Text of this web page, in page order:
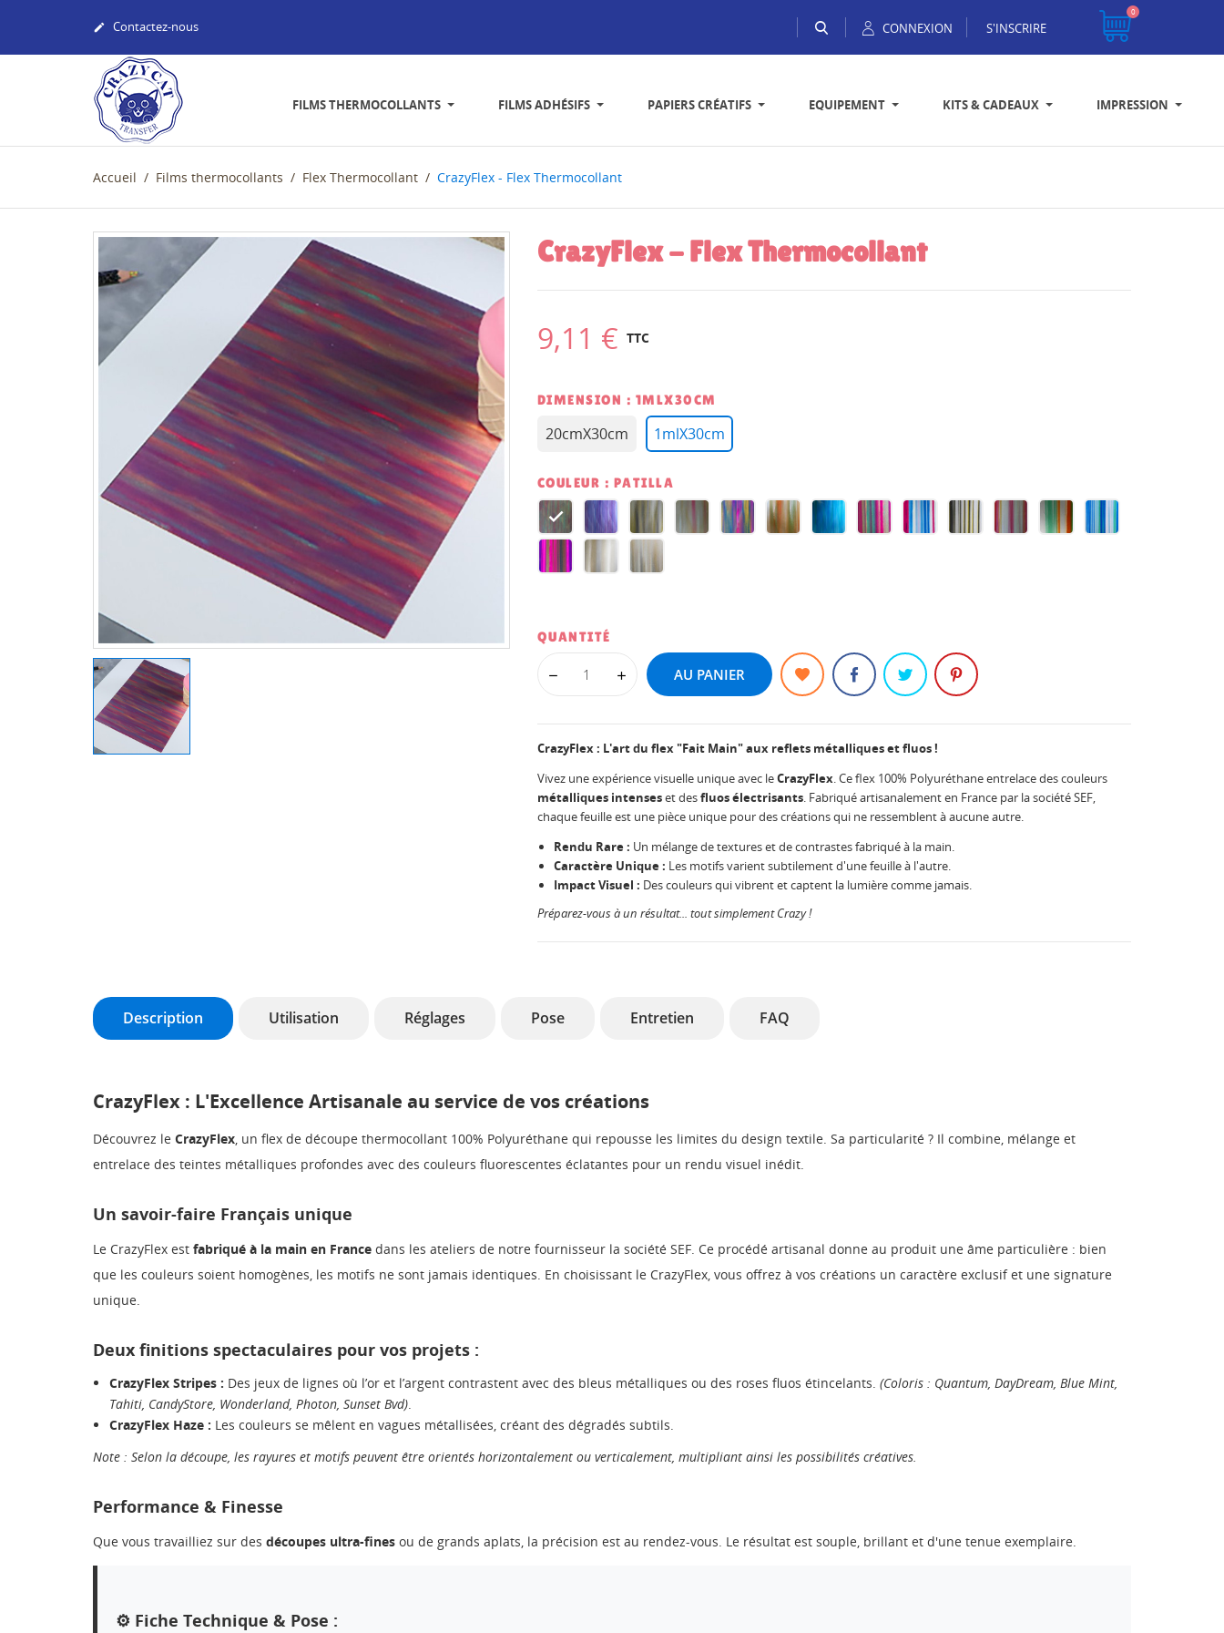
 Contactez-nous CONNEXION S'INSCRIRE
0
FILMS THERMOCOLLANTS FILMS ADHÉSIFS PAPIERS CRÉATIFS EQUIPEMENT KITS & CADEAUX IMPRESSION
Accueil Films thermocollants Flex Thermocollant CrazyFlex - Flex Thermocollant
CrazyFlex - Flex Thermocollant
9,11 € TTC
DIMENSION : 1MLX30CM
20cmX30cm 1mlX30cm
COULEUR : PATILLA
PATILLAPURPLE
HAZE
MACHAJUPITERHARLEQUIN
INDIANBLUE CANDYSUNSETPHOTONDAYDREAMWONDERLAND
BLUEMINT
TAHITIQUANTUMSILVERMOON
QUANTITÉ
AU PANIER
CrazyFlex : L'art du flex "Fait Main" aux reflets métalliques et fluos !
Vivez une expérience visuelle unique avec leCrazyFlex. Ce flex 100% Polyuréthane entrelace des couleurs
métalliques intenseset desfluos électrisants. Fabriqué artisanalement en France par la société SEF,
chaque feuille est une pièce unique pour des créations qui ne ressemblent à aucune autre.
Rendu Rare : Un mélange de textures et de contrastes fabriqué à la main.
Caractère Unique : Les motifs varient subtilement d'une feuille à l'autre.
Impact Visuel : Des couleurs qui vibrent et captent la lumière comme jamais.
Préparez-vous à un résultat... tout simplement Crazy !
Description Utilisation Réglages Pose Entretien FAQ
CrazyFlex : L'Excellence Artisanale au service de vos créations
Découvrez le CrazyFlex , un flex de découpe thermocollant 100% Polyuréthane qui repousse les limites du design textile. Sa particularité ? Il combine, mélange et
entrelace des teintes métalliques profondes avec des couleurs fluorescentes éclatantes pour un rendu visuel inédit.
Un savoir-faire Français unique
Le CrazyFlex est fabriqué à la main en France dans les ateliers de notre fournisseur la société SEF. Ce procédé artisanal donne au produit une âme particulière : bien
que les couleurs soient homogènes, les motifs ne sont jamais identiques. En choisissant le CrazyFlex, vous offrez à vos créations un caractère exclusif et une signature
unique.
Deux finitions spectaculaires pour vos projets :
CrazyFlex Stripes : Des jeux de lignes où l’or et l’argent contrastent avec des bleus métalliques ou des roses fluos étincelants. (Coloris : Quantum, DayDream, Blue Mint,
Tahiti, CandyStore, Wonderland, Photon, Sunset Bvd)
CrazyFlex Haze : Les couleurs se mêlent en vagues métallisées, créant des dégradés subtils.
Note : Selon la découpe, les rayures et motifs peuvent être orientés horizontalement ou verticalement, multipliant ainsi les possibilités créatives.
Performance & Finesse
Que vous travailliez sur des découpes ultra-fines ou de grands aplats, la précision est au rendez-vous. Le résultat est souple, brillant et d'une tenue exemplaire.
⚙️ Fiche Technique & Pose :